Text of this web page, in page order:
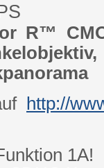
R™
http://
1A!